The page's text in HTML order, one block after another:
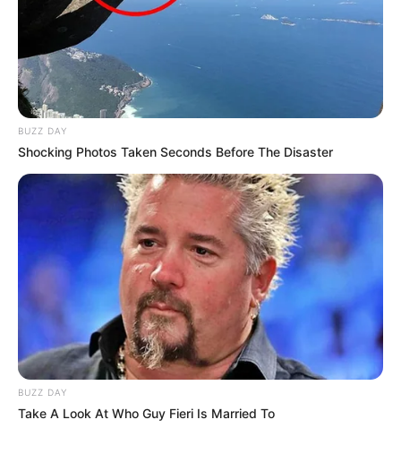
museum FLUXUS+ in Potsdam - Auch
zeitgenössische Kunst kommt in Potsdam nicht zu
kurz. Sie wird in einem modernen Bauwerk in der
Schiffbauergasse gezeigt, das mit seinem Namen
an die Fluxusbewegung erinnert. Informationen
unter
Alexander-Newski-Gedächtniskirche - Unter den
russischen Kirchen in Deutschland ist die 1929
geweihte Kirche, die nach modifizierten
Entwurfsvarianten vom Hofbauamt in Sankt
Petersburg errichtet wurde, eine der schönsten. Die
Kirche steht auf einer Erhebung in der Nähe der
oben erwähnten Russischen Kolonie. Informationen
unter
de.wikipedia.org/wiki/
Alexander-Newski-Gedä
chtniskirche (Potsdam).
Krongut Bornstedt in Potsdam - Der ehemaliger Sitz
der Kronprinzessin Victoria liegt unweit der
Schlösser von Potsdam-Sanssouci. Informationen
BUZZ DAY
Shocking Photos Taken Seconds Before The Disaster
BUZZ DAY
Take A Look At Who Guy Fieri Is Married To